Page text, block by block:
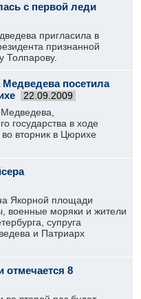
с первой леди
пригласила в
признанной
Толпарову.
Медведева посетила
22.09.2009
государства в ходе
вторник в Цюрихе
Якорной площади
военные моряки и жители
супруга
и Патриарх
отмечается 8